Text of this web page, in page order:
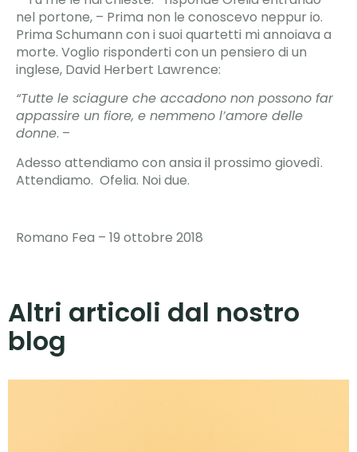
nel portone, – Prima non le conoscevo neppur io.
Prima Schumann con i suoi quartetti mi annoiava a
morte. Voglio risponderti con un pensiero di un
inglese, David Herbert Lawrence:
“Tutte le sciagure che accadono non possono far
appassire un fiore, e nemmeno l’amore delle
donne. –
Adesso attendiamo con ansia il prossimo giovedì.
Attendiamo. Ofelia. Noi due.
Romano Fea – 19 ottobre 2018
Altri articoli dal nostro
blog